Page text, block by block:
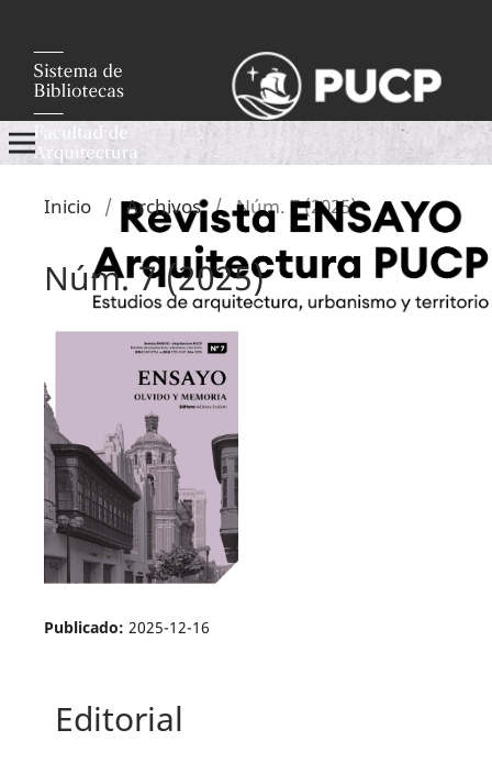
Inicio / Archivos / Núm. 7 (2025)
Núm. 7 (2025)
Publicado: 2025-12-16
Editorial